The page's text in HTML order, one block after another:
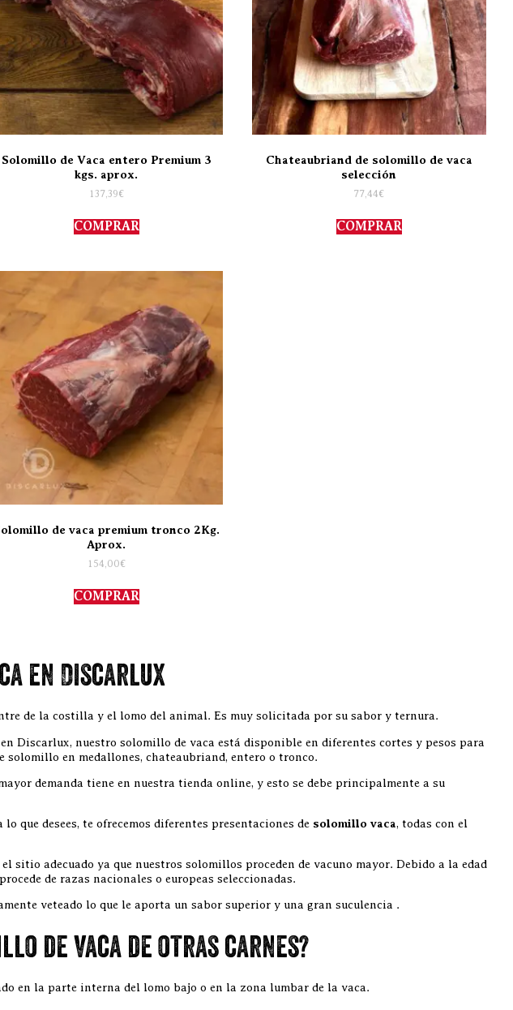
Solomillo de Vaca entero Premium 3
kgs. aprox.
137,39€
COMPRAR
Chateaubriand de solomillo de vaca
selección
77,44€
COMPRAR
de vaca premium tronco 2Kg.
Aprox.
154,00€
COMPRAR
en Discarlux
de la costilla y el lomo del animal. Es muy solicitada por su sabor y ternura.
en Discarlux, nuestro solomillo de vaca está disponible en diferentes cortes y pesos para
solomillo en medallones, chateaubriand, entero o tronco.
demanda tiene en nuestra tienda online, y esto se debe principalmente a su
que desees, te ofrecemos diferentes presentaciones de solomillo vaca, todas con el
el sitio adecuado ya que nuestros solomillos proceden de vacuno mayor. Debido a la edad
de razas nacionales o europeas seleccionadas.
veteado lo que le aporta un sabor superior y una gran suculencia .
de vaca de otras carnes?
en la parte interna del lomo bajo o en la zona lumbar de la vaca.